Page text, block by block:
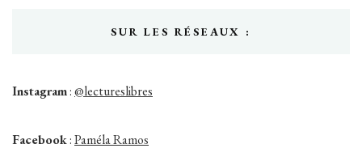
SUR LES RÉSEAUX :
Instagram:@lectureslibres
Facebook:Paméla Ramos